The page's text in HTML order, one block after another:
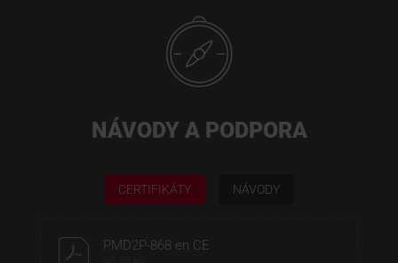
NÁVODY A PODPORA
CERTIFIKÁTY NÁVODY
PMD2P-868 en CE